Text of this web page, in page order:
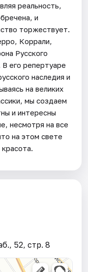
реальность,
и
торжествует.
Коррали,
Русского
его репертуаре
наследия и
на великих
мы создаем
и интересны
несмотря на все
на этом свете
52, стр. 8